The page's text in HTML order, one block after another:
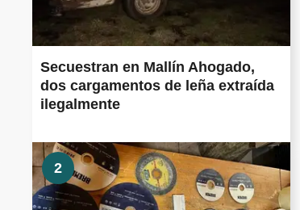
Secuestran en Mallín Ahogado,
dos cargamentos de leña extraída
ilegalmente
2